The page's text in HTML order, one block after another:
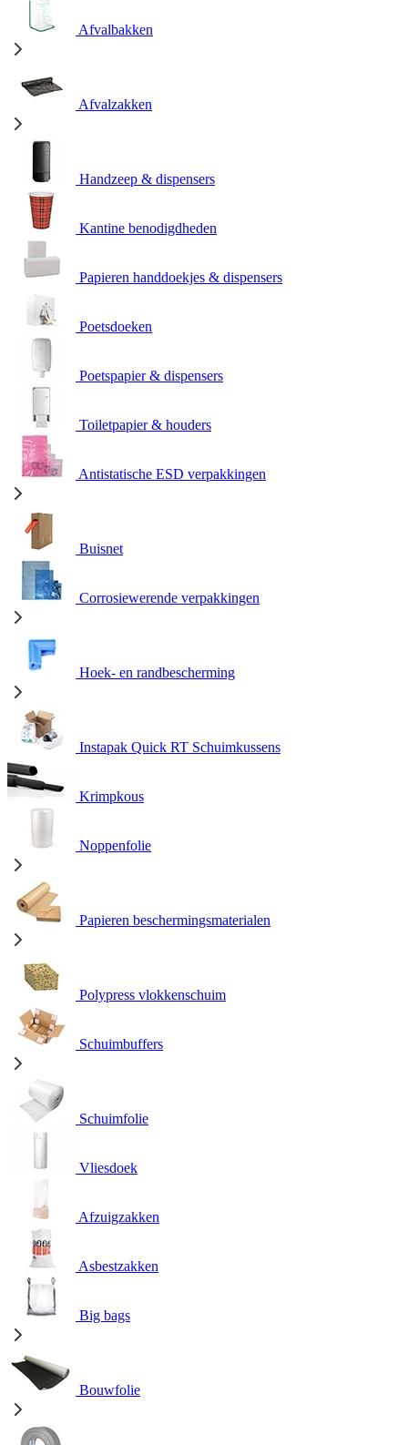
Afvalbakken
Afvalzakken
Handzeep & dispensers
Kantine benodigdheden
Papieren handdoekjes & dispensers
Poetsdoeken
Poetspapier & dispensers
Toiletpapier & houders
Antistatische ESD verpakkingen
Buisnet
Corrosiewerende verpakkingen
Hoek- en randbescherming
Instapak Quick RT Schuimkussens
Krimpkous
Noppenfolie
Papieren beschermingsmaterialen
Polypress vlokkenschuim
Schuimbuffers
Schuimfolie
Vliesdoek
Afzuigzakken
Asbestzakken
Big bags
Bouwfolie